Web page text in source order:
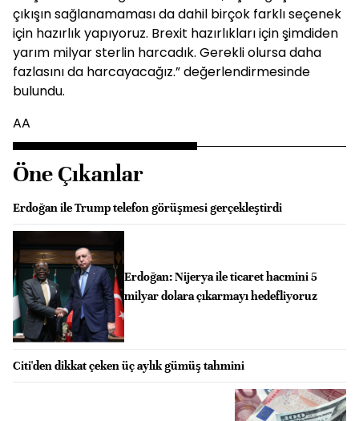
çıkışın sağlanamaması da dahil birçok farklı seçenek
için hazırlık yapıyoruz. Brexit hazırlıkları için şimdiden
yarım milyar sterlin harcadık. Gerekli olursa daha
fazlasını da harcayacağız.” değerlendirmesinde
bulundu.
AA
Öne Çıkanlar
Erdoğan ile Trump telefon görüşmesi gerçekleştirdi
Erdoğan: Nijerya ile ticaret hacmini 5
milyar dolara çıkarmayı hedefliyoruz
Citi'den dikkat çeken üç aylık gümüş tahmini